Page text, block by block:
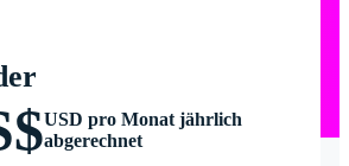
USD pro Monat jährlich
abgerechnet